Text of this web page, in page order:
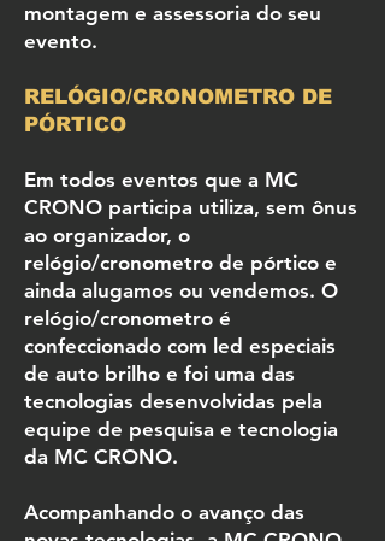
montagem e assessoria do seu
evento.
RELÓGIO/CRONOMETRO DE
PÓRTICO
Em todos eventos que a MC
CRONO participa utiliza, sem ônus
ao organizador, o
relógio/cronometro de pórtico e
ainda alugamos ou vendemos. O
relógio/cronometro é
confeccionado com led especiais
de auto brilho e foi uma das
tecnologias desenvolvidas pela
equipe de pesquisa e tecnologia
da MC CRONO.
Acompanhando o avanço das